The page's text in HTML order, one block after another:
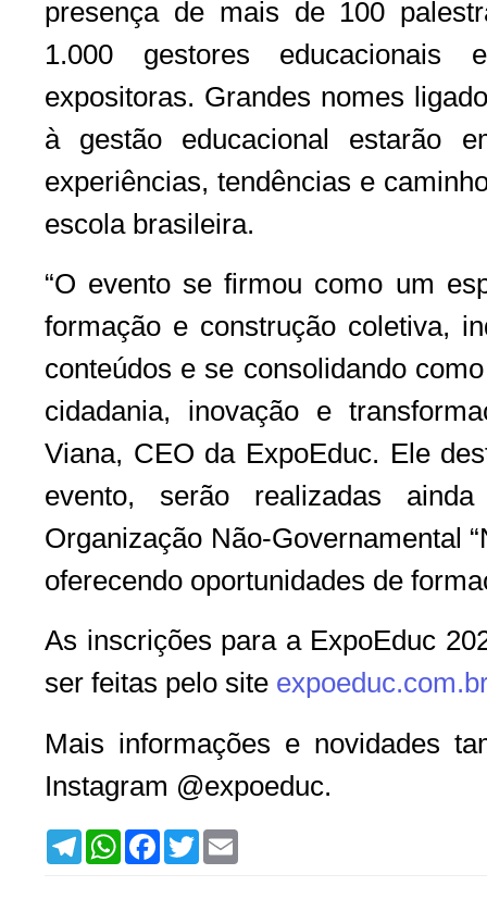
presença de mais de 100
1.000 gestores
expositoras. Grandes nomes
à gestão educacional estarão
experiências, tendências e
escola brasileira.
“O evento se firmou como um
formação e construção coletiva,
conteúdos e se consolidando
cidadania, inovação e
Viana, CEO da ExpoEduc. Ele
evento, serão realizadas
Organização Não-Governamental
oferecendo oportunidades de
As inscrições para a ExpoEduc
ser feitas pelo site expoeduc.com.br
Mais informações e novidades
Instagram @expoeduc.
T
e
W
h
F
a
T
w